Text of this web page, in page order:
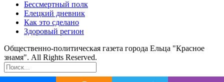
Бессмертный полк
Елецкий дневник
Как это сделано
Здоровый регион
Общественно-политическая газета города Ельца "Красное
знамя". All Rights Reserved.